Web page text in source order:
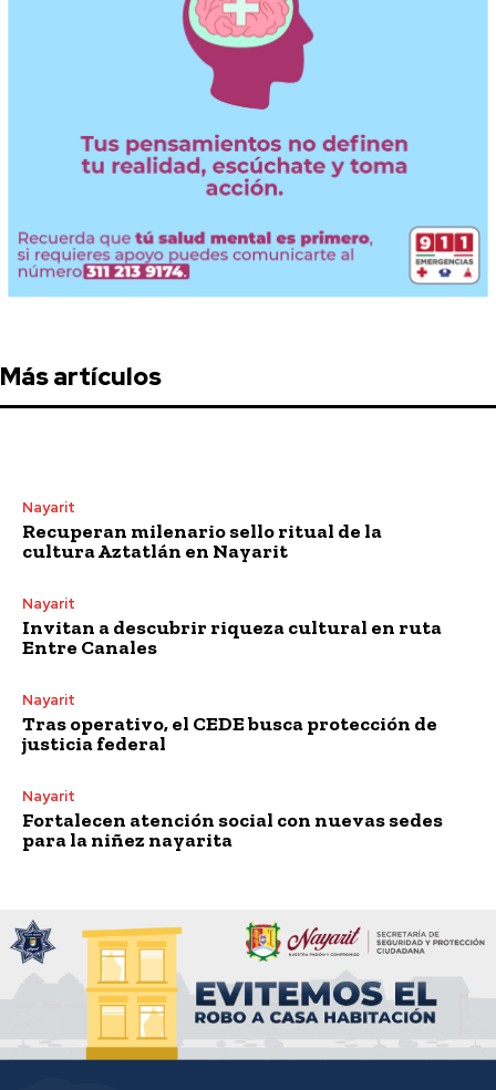
Más artículos
Nayarit
Recuperan milenario sello ritual de la
cultura Aztatlán en Nayarit
Nayarit
Invitan a descubrir riqueza cultural en ruta
Entre Canales
Nayarit
Tras operativo, el CEDE busca protección de
justicia federal
Nayarit
Fortalecen atención social con nuevas sedes
para la niñez nayarita